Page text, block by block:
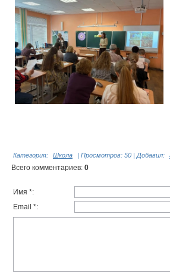
Категория: Школа | Просмотров: 50 | Добавил:
Всего комментариев: 0
Имя *:
Email *: